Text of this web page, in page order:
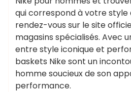
qui correspond à votre style
rendez-vous sur le site
magasins spécialisés. Avec
entre style iconique et
baskets Nike sont un
homme soucieux de son
performance.